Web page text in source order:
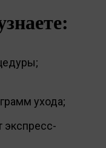
ухода;
экспресс-